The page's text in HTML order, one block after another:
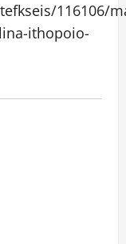
116106/
ithopoio-